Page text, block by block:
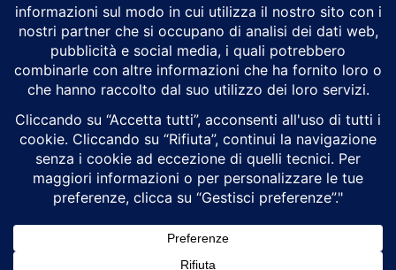
Alground fa parte del Gruppo Trizio
SEGUICI
Alground - Testata di Art Consulting - P.iva 02701880995 - Genova -